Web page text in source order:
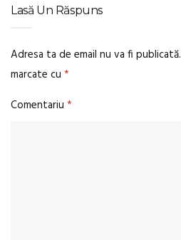
Lasă Un Răspuns
Adresa ta de email nu va fi publicată.
marcate cu *
Comentariu *